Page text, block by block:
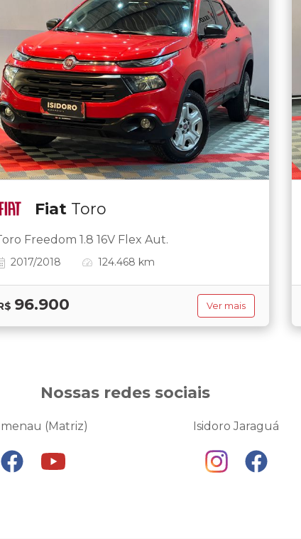
Fiat Toro
Freedom 1.8 16V Flex Aut.
2017/2018 124.468 km
96.900 Ver mais
Nossas redes sociais
(Matriz) Isidoro Jaraguá